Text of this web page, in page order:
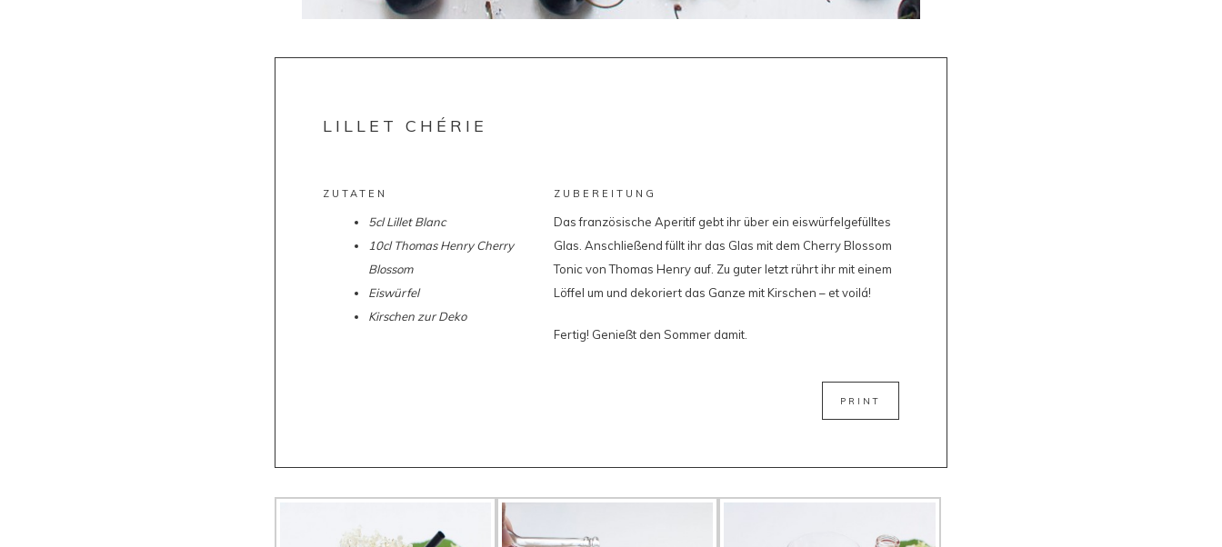
LILLET CHÉRIE
ZUTATEN
5cl Lillet Blanc
10clThomas Henry Cherry
Blossom
Eiswürfel
Kirschen zur Deko
ZUBEREITUNG
Das französische Aperitif gebt ihr über ein eiswürfelgefülltes
Glas. Anschließend füllt ihr das Glas mit dem Cherry Blossom
Tonic von Thomas Henry auf. Zu guter letzt rührt ihr mit einem
Löffel um und dekoriert das Ganze mit Kirschen – et voilá!
Fertig! Genießt den Sommer damit.